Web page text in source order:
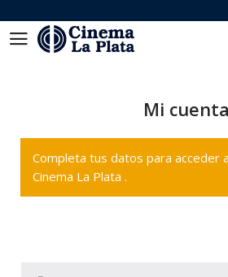
Mi cuenta
Completa tus datos para acceder
Cinema La Plata .